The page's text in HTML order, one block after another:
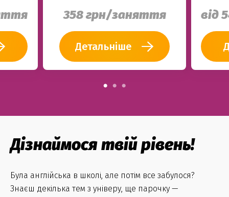
358 грн/заняття
Детальніше
від
Дізнаймося твій рівень!
Була англійська в школі, але потім все забулося?
Знаєш декілька тем з універу, ще парочку —